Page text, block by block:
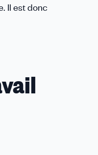
Il est donc